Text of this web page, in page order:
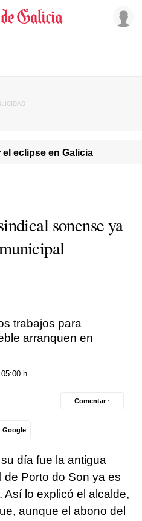
eclipse en Galicia
sonense ya
trabajos para
arranquen en
h.
Google
Comentar ·
su día fue la antigua
de Porto do Son ya es
Así lo explicó el alcalde,
aunque el abono del